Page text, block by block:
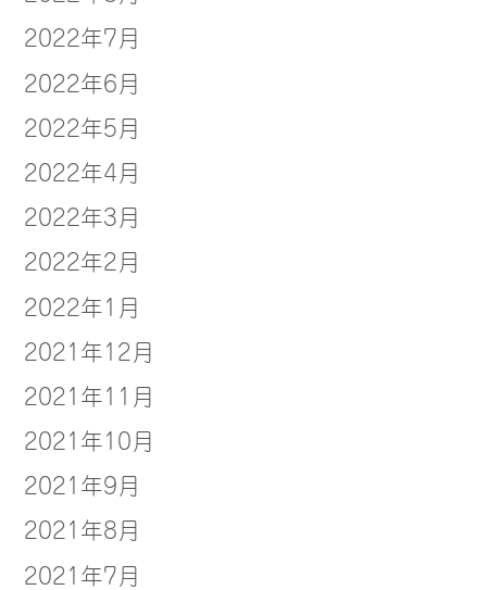
2022年7月
2022年6月
2022年5月
2022年4月
2022年3月
2022年2月
2022年1月
2021年12月
2021年11月
2021年10月
2021年9月
2021年8月
2021年7月